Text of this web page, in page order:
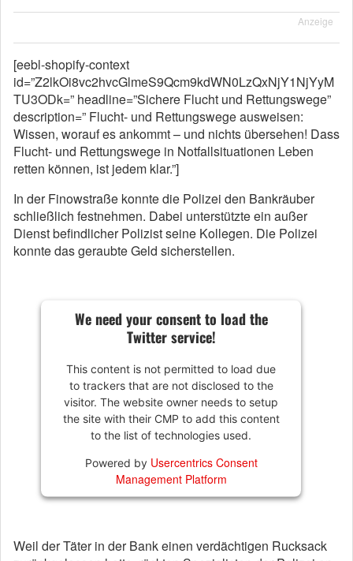
Anzeige
[eebl-shopify-context
id=”Z2lkOi8vc2hvcGlmeS9Qcm9kdWN0LzQxNjY1NjYyM
TU3ODk=” headline=”Sichere Flucht und Rettungswege”
description=” Flucht- und Rettungswege ausweisen:
Wissen, worauf es ankommt – und nichts übersehen! Dass
Flucht- und Rettungswege in Notfallsituationen Leben
retten können, ist jedem klar.”]
In der Finowstraße konnte die Polizei den Bankräuber
schließlich festnehmen. Dabei unterstützte ein außer
Dienst befindlicher Polizist seine Kollegen. Die Polizei
konnte das geraubte Geld sicherstellen.
We need your consent to load the
Twitter service!
This content is not permitted to load due
to trackers that are not disclosed to the
visitor. The website owner needs to setup
the site with their CMP to add this content
to the list of technologies used.
Powered by Usercentrics Consent
Management Platform
Weil der Täter in der Bank einen verdächtigen Rucksack